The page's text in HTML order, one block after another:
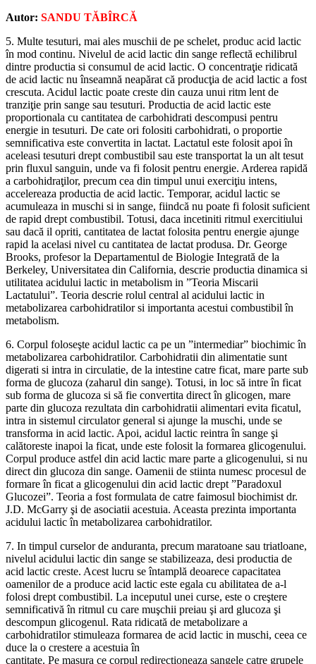
Autor: SANDU TĂBÎRCĂ
5. Multe tesuturi, mai ales muschii de pe schelet, produc acid lactic
în mod continu. Nivelul de acid lactic din sange reflectă echilibrul
dintre productia si consumul de acid lactic. O concentraţie ridicată
de acid lactic nu înseamnă neapărat că producţia de acid lactic a fost
crescuta. Acidul lactic poate creste din cauza unui ritm lent de
tranziţie prin sange sau tesuturi. Productia de acid lactic este
proportionala cu cantitatea de carbohidrati descompusi pentru
energie in tesuturi. De cate ori folositi carbohidrati, o proportie
semnificativa este convertita in lactat. Lactatul este folosit apoi în
aceleasi tesuturi drept combustibil sau este transportat la un alt tesut
prin fluxul sanguin, unde va fi folosit pentru energie. Arderea rapidă
a carbohidraţilor, precum cea din timpul unui exerciţiu intens,
accelereaza productia de acid lactic. Temporar, acidul lactic se
acumuleaza in muschi si in sange, fiindcă nu poate fi folosit suficient
de rapid drept combustibil. Totusi, daca incetiniti ritmul exercitiului
sau dacă il opriti, cantitatea de lactat folosita pentru energie ajunge
rapid la acelasi nivel cu cantitatea de lactat produsa. Dr. George
Brooks, profesor la Departamentul de Biologie Integrată de la
Berkeley, Universitatea din California, descrie productia dinamica si
utilitatea acidului lactic in metabolism in ”Teoria Miscarii
Lactatului”. Teoria descrie rolul central al acidului lactic in
metabolizarea carbohidratilor si importanta acestui combustibil în
metabolism.
6. Corpul foloseşte acidul lactic ca pe un ”intermediar” biochimic în
metabolizarea carbohidratilor. Carbohidratii din alimentatie sunt
digerati si intra in circulatie, de la intestine catre ficat, mare parte sub
forma de glucoza (zaharul din sange). Totusi, in loc să intre în ficat
sub forma de glucoza si să fie convertita direct în glicogen, mare
parte din glucoza rezultata din carbohidratii alimentari evita ficatul,
intra in sistemul circulator general si ajunge la muschi, unde se
transforma in acid lactic. Apoi, acidul lactic reintra în sange şi
calătoreste inapoi la ficat, unde este folosit la formarea glicogenului.
Corpul produce astfel din acid lactic mare parte a glicogenului, si nu
direct din glucoza din sange. Oamenii de stiinta numesc procesul de
formare în ficat a glicogenului din acid lactic drept ”Paradoxul
Glucozei”. Teoria a fost formulata de catre faimosul biochimist dr.
J.D. McGarry şi de asociatii acestuia. Aceasta prezinta importanta
acidului lactic în metabolizarea carbohidratilor.
7. In timpul curselor de anduranta, precum maratoane sau triatloane,
nivelul acidului lactic din sange se stabilizeaza, desi productia de
acid lactic creste. Acest lucru se întamplă deoarece capacitatea
oamenilor de a produce acid lactic este egala cu abilitatea de a-l
folosi drept combustibil. La inceputul unei curse, este o creştere
semnificativă în ritmul cu care muşchii preiau şi ard glucoza şi
descompun glicogenul. Rata ridicată de metabolizare a
carbohidratilor stimuleaza formarea de acid lactic in muschi, ceea ce
duce la o crestere a acestuia în
cantitate. Pe masura ce corpul redirecţioneaza sangele catre grupele